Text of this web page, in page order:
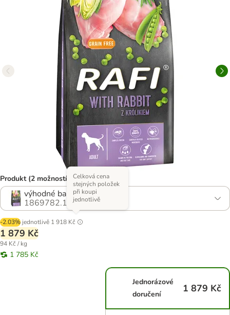
Produkt (2 možností)
výhodné balení: 2 x 10 kg
1869782.1
-2.03% jednotlivě 1 918 Kč
Celková cena
stejných položek
při koupi
jednotlivě
1 879 Kč
94 Kč / kg
1 785 Kč
Jednorázové
doručení
1 879 Kč